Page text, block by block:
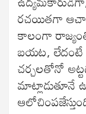
రచయితగా
కాలంగా
బయట,
చర్చలతోనో
మాట్లాడుతూనే